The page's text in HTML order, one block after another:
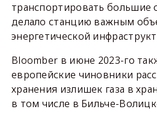
транспортировать большие
делало станцию важным
энергетической
Bloomber в июне 2023-го
европейские чиновники
хранения излишек газа в
в том числе в Бильче-